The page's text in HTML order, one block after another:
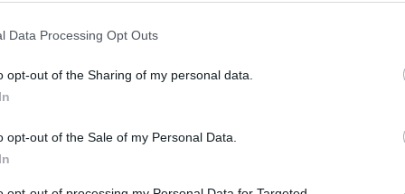
Data Processing Opt Outs
opt-out of the Sharing of my personal data.
opt-out of the Sale of my Personal Data.
βεβαιώθηκε -1- παράβαση του Κώδικα Οδικής
Οδικής Κυκλοφορίας.
τόσο στην πρόληψη και την καταστολή της
πολιτών, ενώ θα συνεχιστούν με αμείωτη